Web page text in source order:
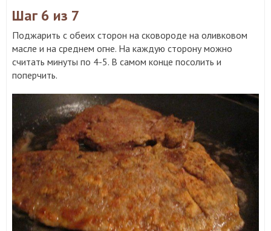
Шаг 6 из 7
Поджарить с обеих сторон на сковороде на оливковом
масле и на среднем огне. На каждую сторону можно
считать минуты по 4-5. В самом конце посолить и
поперчить.